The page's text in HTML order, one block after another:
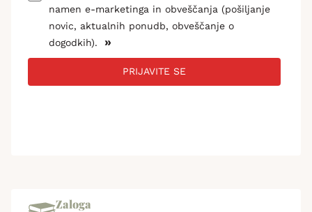
namen e-marketinga in obveščanja (pošiljanje
novic, aktualnih ponudb, obveščanje o
dogodkih).
»
PRIJAVITE SE
Zaloga